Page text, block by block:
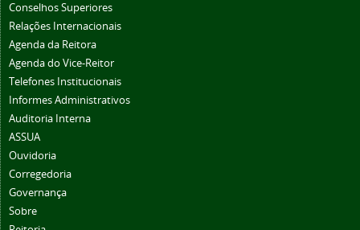
Conselhos Superiores
Relações Internacionais
Agenda da Reitora
Agenda do Vice-Reitor
Telefones Institucionais
Informes Administrativos
Auditoria Interna
ASSUA
Ouvidoria
Corregedoria
Governança
Sobre